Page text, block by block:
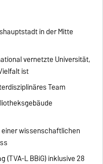
in der Mitte
vernetzte Universität,
ist
Team
wissenschaftlichen
L BBiG) inklusive 28